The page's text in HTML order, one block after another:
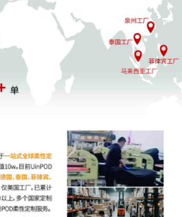
海企业的核心课题。